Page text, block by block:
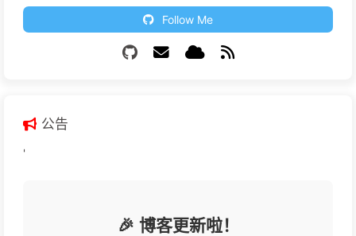
Follow Me
公告
'
🎉 博客更新啦！